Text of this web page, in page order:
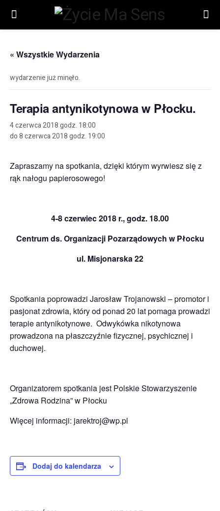
« Wszystkie Wydarzenia
wydarzenie już minęło.
Terapia antynikotynowa w Płocku.
4 czerwca 2018 godz. 18:00
do8 czerwca 2018 godz. 19:00
Zapraszamy na spotkania, dzięki którym wyrwiesz się z
rąk nałogu papierosowego!
4-8 czerwiec 2018 r., godz. 18.00
Centrum ds. Organizacji Pozarządowych w Płocku
ul. Misjonarska 22
Spotkania poprowadzi Jarosław Trojanowski – promotor i
pasjonat zdrowia, który od ponad 20 lat pomaga prowadzi
terapie antynikotynowe. Odwykówka nikotynowa
prowadzona na płaszczyźnie fizycznej, psychicznej i
duchowej.
Organizatorem spotkania jest Polskie Stowarzyszenie
„Zdrowa Rodzina” w Płocku
Więcej informacji: jarektroj@wp.pl
Dodaj do kalendarza